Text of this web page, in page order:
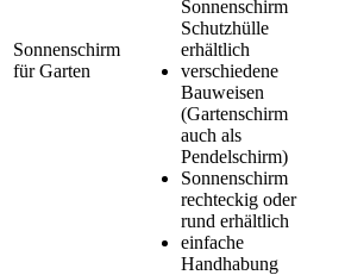
Sonnenschirm
für Garten
Sonnenschirm
Schutzhülle
erhältlich
verschiedene
Bauweisen
(Gartenschirm
auch als
Pendelschirm)
Sonnenschirm
rechteckig oder
rund erhältlich
einfache
Handhabung